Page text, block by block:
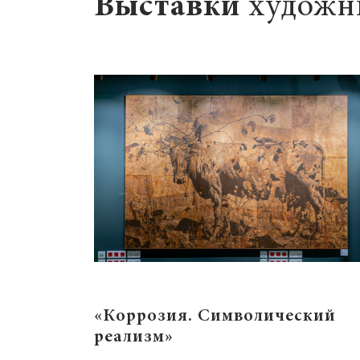
Выставки
«Коррозия. Символический
реализм»